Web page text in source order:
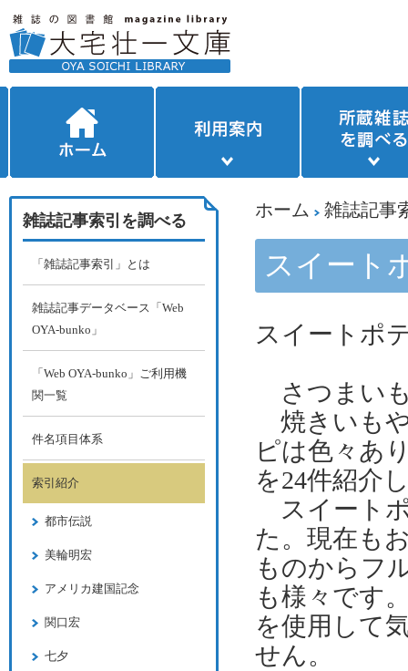
ホーム 雑誌記事
スイート
スイートポ
さつまい
焼きいも
ピは色々あ
を24件紹介
スイート
た。現在も
ものからフ
も様々です
を使用して
せん。
雑誌記事索引を調べる
「雑誌記事索引」とは
雑誌記事データベース「Web
OYA-bunko」
「Web OYA-bunko」ご利用機
関一覧
件名項目体系
索引紹介
都市伝説
美輪明宏
アメリカ建国記念
関口宏
七夕